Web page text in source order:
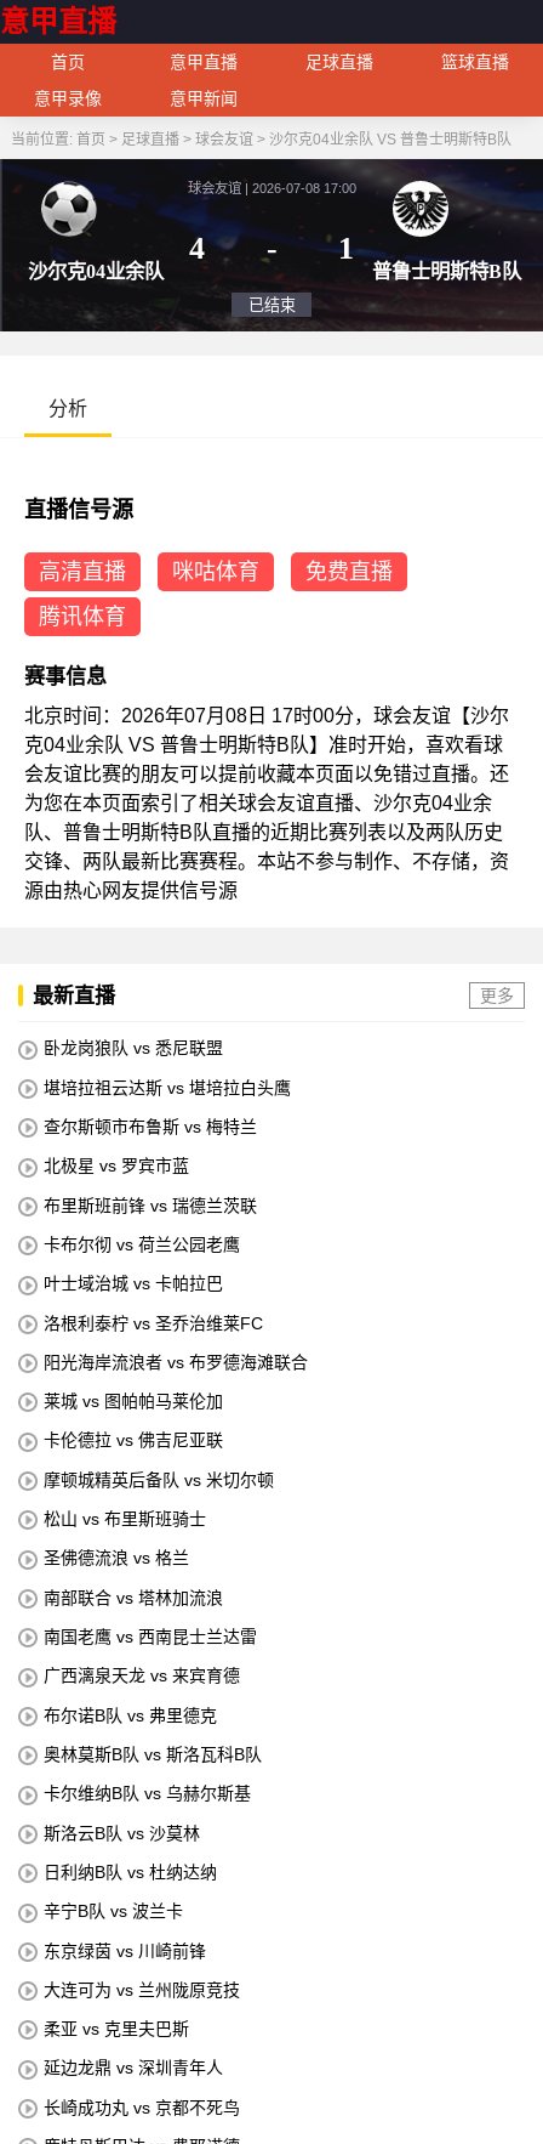
意甲直播
首页 意甲直播 足球直播
篮球直播
意甲录像
意甲新闻
当前位置: 首页 > 足球直播> 球会友谊 > 沙尔克04业余队 VS 普鲁士明斯特B队
沙尔克04业余队
球会友谊 | 2026-07-08 17:00
4
普鲁士
分析
直播信号源
高清直播 咪咕体育
免费直播
腾讯体育
赛事信息
北京时间：2026年07月08日 17时00分，球会友谊【沙尔
克04业余队 VS 普鲁士明斯特B队】准时开始，喜欢看球
会友谊比赛的朋友可以提前收藏本页面以免错过直播。还
为您在本页面索引了相关球会友谊直播、沙尔克04业余
队、普鲁士明斯特B队直播的近期比赛列表以及两队历史
交锋、两队最新比赛赛程。本站不参与制作、不存储，资
源由热心网友提供信号源
最新直播 更多
卧龙岗狼队 vs 悉尼联盟
堪培拉祖云达斯 vs 堪培拉白头鹰
查尔斯顿市布鲁斯 vs 梅特兰
北极星 vs 罗宾市蓝
布里斯班前锋 vs 瑞德兰茨联
卡布尔彻 vs 荷兰公园老鹰
叶士域治城 vs 卡帕拉巴
洛根利泰柠 vs 圣乔治维莱FC
阳光海岸流浪者 vs 布罗德海滩联合
莱城 vs 图帕帕马莱伦加
卡伦德拉 vs 佛吉尼亚联
摩顿城精英后备队 vs 米切尔顿
松山 vs 布里斯班骑士
圣佛德流浪 vs 格兰
南部联合 vs 塔林加流浪
南国老鹰 vs 西南昆士兰达雷
广西漓泉天龙 vs 来宾育德
布尔诺B队 vs 弗里德克
奥林莫斯B队 vs 斯洛瓦科B队
卡尔维纳B队 vs 乌赫尔斯基
斯洛云B队 vs 沙莫林
日利纳B队 vs 杜纳达纳
辛宁B队 vs 波兰卡
东京绿茵 vs 川崎前锋
大连可为 vs 兰州陇原竞技
柔亚 vs 克里夫巴斯
延边龙鼎 vs 深圳青年人
长崎成功丸 vs 京都不死鸟